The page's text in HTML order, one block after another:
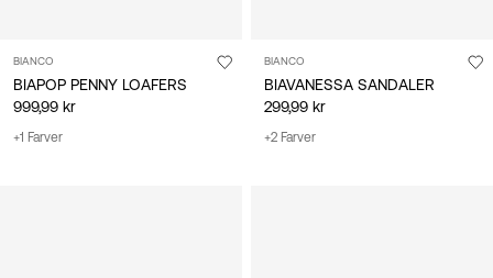
BIANCO
BIAPOP PENNY LOAFERS
999,99 kr
+1 Farver
BIANCO
BIAVANESSA SANDALER
299,99 kr
+2 Farver